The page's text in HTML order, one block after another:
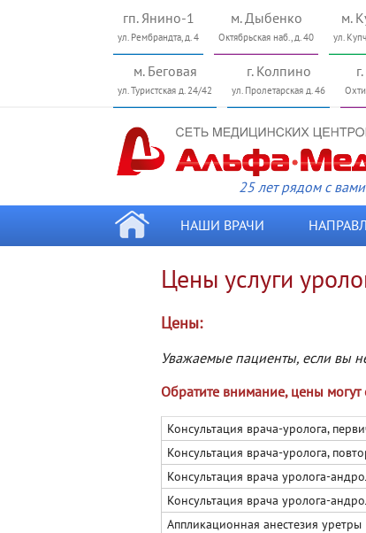
гп. Янино-1
ул. Рембрандта, д. 4
м. Дыбенко
Октябрьская наб., д. 40
м.
ул.
м. Беговая
ул. Туристcкая д. 24/42
г. Колпино
ул. Пролетарская д. 46
25 лет рядом с
НАШИ ВРАЧИ
Цены услуги
Цены:
Уважаемые пациенты, если вы
Обратите внимание, цены могут
Консультация врача-уролога,
Консультация врача-уролога,
Консультация врача уролога-
Консультация врача уролога-
Аппликационная анестезия уретры